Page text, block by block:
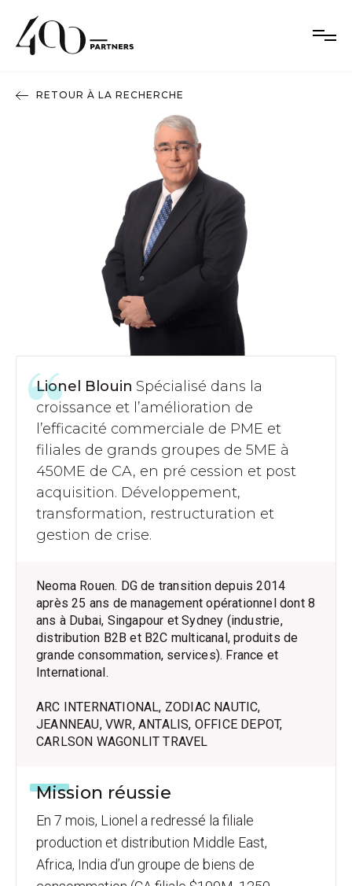
RETOUR À LA RECHERCHE
Lionel Blouin Spécialisé dans la
croissance et l’amélioration de
l’efficacité commerciale de PME et
filiales de grands groupes de 5ME à
450ME de CA, en pré cession et post
acquisition. Développement,
transformation, restructuration et
gestion de crise.
Neoma Rouen. DG de transition depuis 2014
après 25 ans de management opérationnel dont 8
ans à Dubai, Singapour et Sydney (industrie,
distribution B2B et B2C multicanal, produits de
grande consommation, services). France et
International.
ARC INTERNATIONAL, ZODIAC NAUTIC,
JEANNEAU, VWR, ANTALIS, OFFICE DEPOT,
CARLSON WAGONLIT TRAVEL
Mission réussie
En 7 mois, Lionel a redressé la filiale
production et distribution Middle East,
Africa, India d’un groupe de biens de